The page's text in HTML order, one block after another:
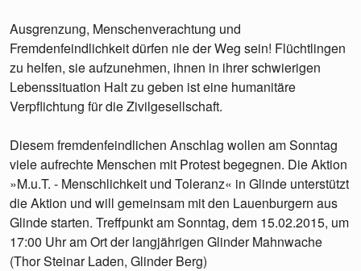
Ausgrenzung, Menschenverachtung und
Fremdenfeindlichkeit dürfen nie der Weg sein! Flüchtlingen
zu helfen, sie aufzunehmen, ihnen in ihrer schwierigen
Lebenssituation Halt zu geben ist eine humanitäre
Verpflichtung für die Zivilgesellschaft.
Diesem fremdenfeindlichen Anschlag wollen am Sonntag
viele aufrechte Menschen mit Protest begegnen. Die Aktion
»M.u.T. - Menschlichkeit und Toleranz« in Glinde unterstützt
die Aktion und will gemeinsam mit den Lauenburgern aus
Glinde starten. Treffpunkt am Sonntag, dem 15.02.2015, um
17:00 Uhr am Ort der langjährigen Glinder Mahnwache
(Thor Steinar Laden, Glinder Berg)